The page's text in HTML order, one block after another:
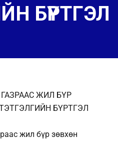
БҮРТГЭЛ
ЖИЛ БҮР
БҮРТГЭЛ
жил бүр зөвхөн